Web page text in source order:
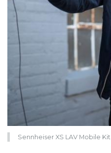
Sennheiser XS LAV Mobile Kit